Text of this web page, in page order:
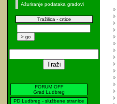
Ažuriranje podataka gradovi
Tražilica - crtice
FORUM OFF
Grad Ludbreg
PD Ludbreg - službene stranice